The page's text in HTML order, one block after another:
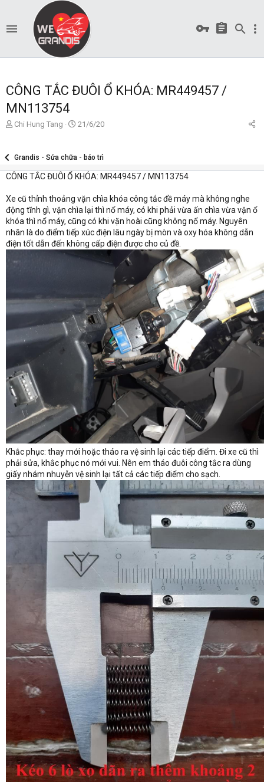
CÔNG TẮC ĐUÔI Ổ KHÓA: MR449457 /
MN113754
T
b
i
Chi Hung Tang
S
d
t
e
21/6/20
Grandis - Sửa chữa - bảo trì
CÔNG TẮC ĐUÔI Ổ KHÓA: MR449457 / MN113754
Xe cũ thỉnh thoảng vặn chìa khóa công tắc đề máy mà không nghe
động tĩnh gì, vặn chìa lại thì nổ máy, có khi phải vừa ấn chìa vừa vặn ổ
khóa thì nổ máy, cũng có khi vặn hoài cũng không nổ máy. Nguyên
nhân là do điểm tiếp xúc điện lâu ngày bị mòn và oxy hóa không dẫn
điện tốt dẫn đến không cấp điện được cho củ đề.
Khắc phục: thay mới hoặc tháo ra vệ sinh lại các tiếp điểm. Đi xe cũ thì
phải sửa, khắc phục nó mới vui. Nên em tháo đuôi công tắc ra dùng
giấy nhám nhuyễn vệ sinh lại tất cả các tiếp điểm cho sạch.